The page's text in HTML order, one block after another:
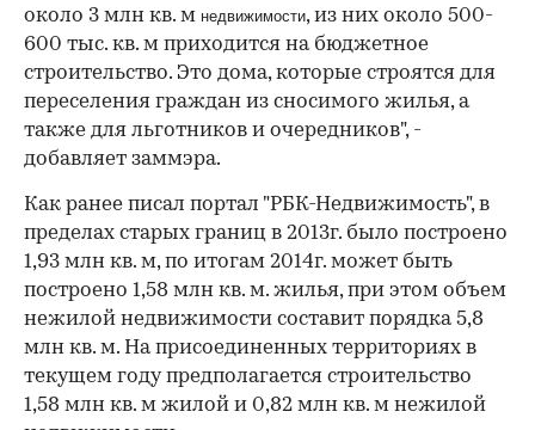
около 3 млн кв. м недвижимости, из них около 500-
600 тыс. кв. м приходится на бюджетное
строительство. Это дома, которые строятся для
переселения граждан из сносимого жилья, а
также для льготников и очередников", -
добавляет заммэра.
Как ранее писал портал "РБК-Недвижимость", в
пределах старых границ в 2013г. было построено
1,93 млн кв. м, по итогам 2014г. может быть
построено 1,58 млн кв. м. жилья, при этом объем
нежилой недвижимости составит порядка 5,8
млн кв. м. На присоединенных территориях в
текущем году предполагается строительство
1,58 млн кв. м жилой и 0,82 млн кв. м нежилой